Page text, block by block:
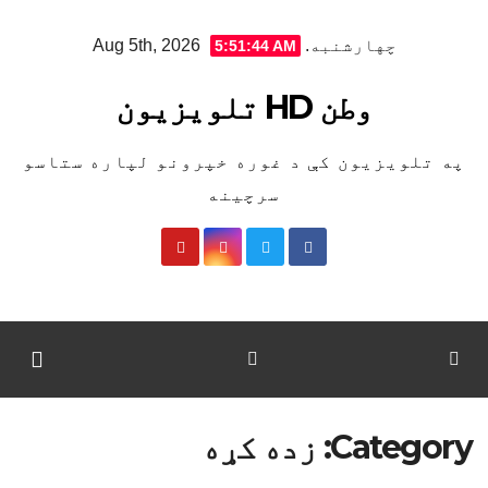
چهارشنبه. Aug 5th, 2026 5:51:45 AM
وطن HD تلویزیون
په تلویزیون کې د غوره خپرونو لپاره ستاسو
سرچینه
Category: زده کړه